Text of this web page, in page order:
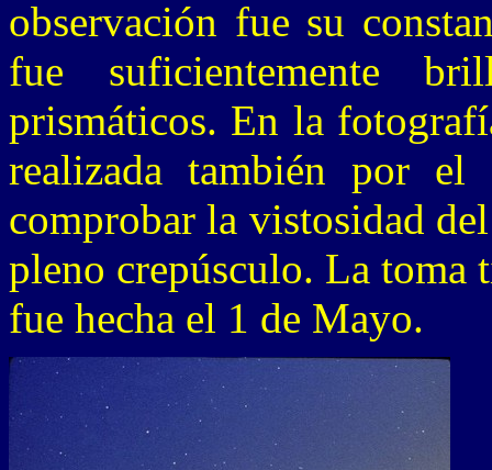
observación fue su
fue suficientemente
prismáticos. En la
realizada también por el
comprobar la vistosidad
pleno crepúsculo. La toma
fue hecha el 1 de Mayo.